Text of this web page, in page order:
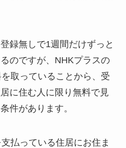
録無しで1週間だけずっと
のですが、NHKプラスの
取っていることから、受
に住む人に限り無料で見
件があります。
払っている住居にお住ま